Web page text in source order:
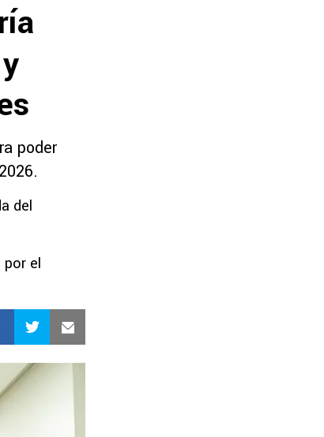
poder
del
por el